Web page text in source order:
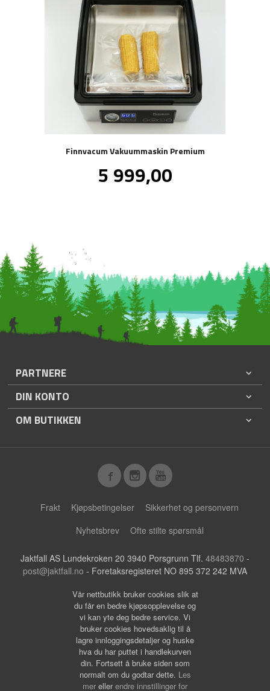
Finnvacum Vakuummaskin Premium
Pris
5 999,00mva.
PARTNERE
DIN KONTO
OM BUTIKKEN
Frakt Kjøpsbetingelser
Sikkerhet og personvern
Nyhetsbrev
Ofte stilte spørsmål
Jaktfall AS Lundekroken 20 3940 Porsgrunn Tlf. 48483870 -
post@jaktfall.no - Foretaksregisteret NO 895 372 242 MVA
Vår nettbutikk bruker cookies slik at
du får en bedre kjøpsopplevelse og
vi kan yte deg bedre service. Vi
bruker cookies hovedsaklig til å
lagre innloggingsdetaljer og huske
hva du har puttet i handlekurven
din. Fortsett å bruke siden som
normalt om du godtar dette. Les
mer ellerendre innstillinger for